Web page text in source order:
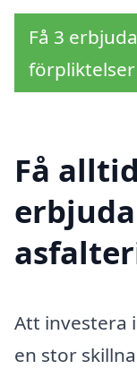
Få 3
förpliktelser
Få
Att investera i
en stor